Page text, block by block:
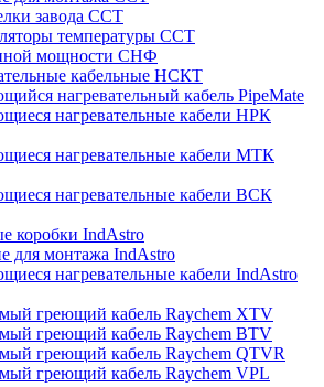
завода ССТ
температуры ССТ
мощности СНФ
кабельные НСКТ
нагревательный кабель PipeMate
нагревательные кабели НРК
нагревательные кабели МТК
нагревательные кабели ВСК
коробки IndAstro
для монтажа IndAstro
нагревательные кабели IndAstro
греющий кабель Raychem XTV
греющий кабель Raychem BTV
греющий кабель Raychem QTVR
греющий кабель Raychem VPL